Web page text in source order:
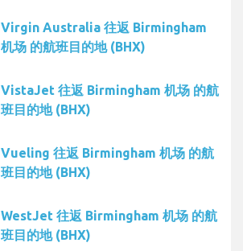
Virgin Australia 往返 Birmingham
机场 的航班目的地 (BHX)
VistaJet 往返 Birmingham 机场 的航
班目的地 (BHX)
Vueling 往返 Birmingham 机场 的航
班目的地 (BHX)
WestJet 往返 Birmingham 机场 的航
班目的地 (BHX)